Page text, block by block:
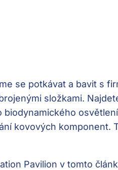
se potkávat a bavit s
složkami.
kovových komponent.
Pavilion v tomto